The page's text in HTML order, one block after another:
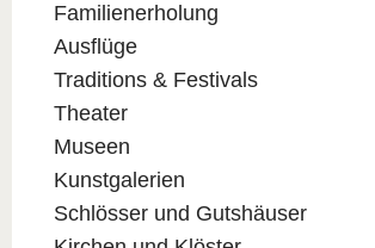
Familienerholung
Ausflüge
Traditions & Festivals
Theater
Museen
Kunstgalerien
Schlösser und Gutshäuser